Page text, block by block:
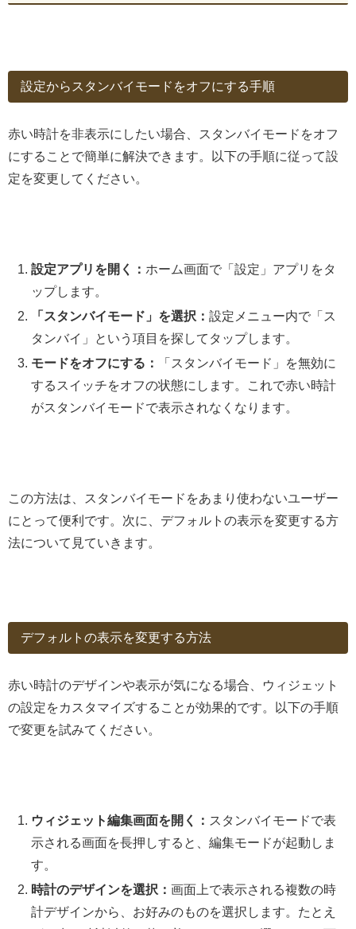
設定からスタンバイモードをオフにする手順
赤い時計を非表示にしたい場合、スタンバイモードをオフ
にすることで簡単に解決できます。以下の手順に従って設
定を変更してください。
設定アプリを開く： ホーム画面で「設定」アプリをタ
ップします。
「スタンバイモード」を選択：設定メニュー内で「ス
タンバイ」という項目を探してタップします。
モードをオフにする：
「スタンバイモード」を無効に
するスイッチをオフの状態にします。これで赤い時計
がスタンバイモードで表示されなくなります。
この方法は、スタンバイモードをあまり使わないユーザー
にとって便利です。次に、デフォルトの表示を変更する方
法について見ていきます。
デフォルトの表示を変更する方法
赤い時計のデザインや表示が気になる場合、ウィジェット
の設定をカスタマイズすることが効果的です。以下の手順
で変更を試みてください。
ウィジェット編集画面を開く： スタンバイモードで表
示される画面を長押しすると、編集モードが起動しま
す。
時計のデザインを選択：画面上で表示される複数の時
計デザインから、お好みのものを選択します。たとえ